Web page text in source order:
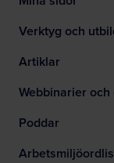
Verktyg och
Artiklar
Webbinarier och
Poddar